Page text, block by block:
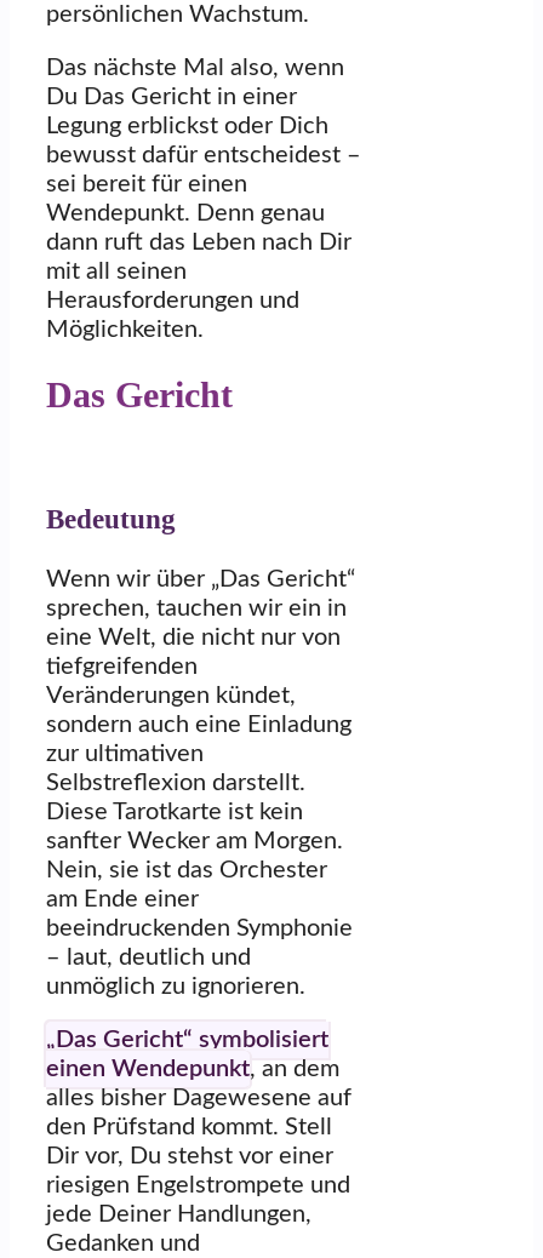
persönlichen Wachstum.
Das nächste Mal also, wenn
Du Das Gericht in einer
Legung erblickst oder Dich
bewusst dafür entscheidest –
sei bereit für einen
Wendepunkt. Denn genau
dann ruft das Leben nach Dir
mit all seinen
Herausforderungen und
Möglichkeiten.
Das Gericht
Bedeutung
Wenn wir über „Das Gericht“
sprechen, tauchen wir ein in
eine Welt, die nicht nur von
tiefgreifenden
Veränderungen kündet,
sondern auch eine Einladung
zur ultimativen
Selbstreflexion darstellt.
Diese Tarotkarte ist kein
sanfter Wecker am Morgen.
Nein, sie ist das Orchester
am Ende einer
beeindruckenden Symphonie
– laut, deutlich und
unmöglich zu ignorieren.
„Das Gericht“ symbolisiert
einen Wendepunkt, an dem
alles bisher Dagewesene auf
den Prüfstand kommt. Stell
Dir vor, Du stehst vor einer
riesigen Engelstrompete und
jede Deiner Handlungen,
Gedanken und